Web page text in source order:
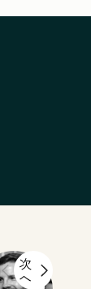
次
へ